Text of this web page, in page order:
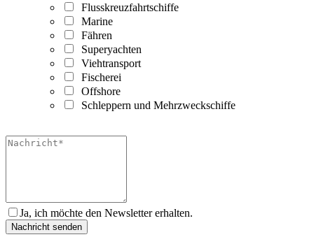
Flusskreuzfahrtschiffe
Marine
Fähren
Superyachten
Viehtransport
Fischerei
Offshore
Schleppern und Mehrzweckschiffe
Ja, ich möchte den Newsletter erhalten.